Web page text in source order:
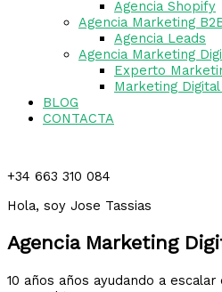
Agencia Shopify
Agencia Marketing
Agencia Leads
Agencia Marketing
Experto
Marketing
BLOG
CONTACTA
+34 663 310 084
Hola, soy Jose Tassias
Agencia Marketing
10 años años ayudando a